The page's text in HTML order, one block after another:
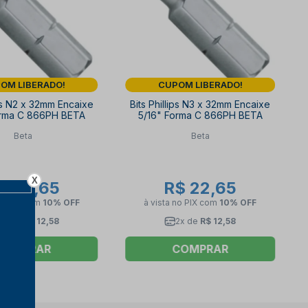
LIBERADO!
N2 x 32mm Encaixe
C 866PH BETA
Beta
22,65
com 10% OFF
R$ 12,58
COMPRAR
CUPOM LIBERADO!
Bits Phillips N3 x 32mm Encaixe
5/16" Forma C 866PH BETA
Beta
R$ 22,65
à vista no PIX com 10% OFF
2x de R$ 12,58
COMPRAR
X